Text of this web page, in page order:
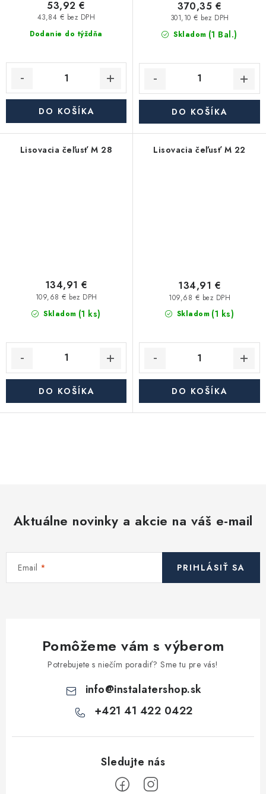
Dodanie do týždňa
43,84 € bez DPH
53,92 €
DO KOŠÍKA
Skladom (1 Bal.)
301,10 € bez DPH
370,35 €
DO KOŠÍKA
Lisovacia čeľusť M 28
Skladom (1 ks)
109,68 € bez DPH
134,91 €
DO KOŠÍKA
Lisovacia čeľusť M 22
Skladom (1 ks)
109,68 € bez DPH
134,91 €
DO KOŠÍKA
i
p
u
Aktuálne novinky a akcie na váš e-mail
Email PRIHLÁSIŤ SA
Pomôžeme vám s výberom
Potrebujete s niečím poradiť? Sme tu pre vás!
info@instalatershop.sk
+421 41 422 0422